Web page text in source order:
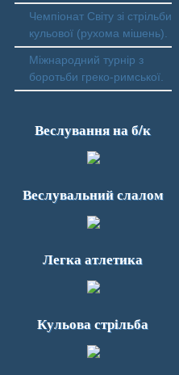
Чемпіонат Світу зі стрільби
кульової (рухома мішень).
Міжнародний турнір з
боротьби греко-римської.
Веслування на б/к
Веслувальний слалом
Легка атлетика
Кульова стрільба